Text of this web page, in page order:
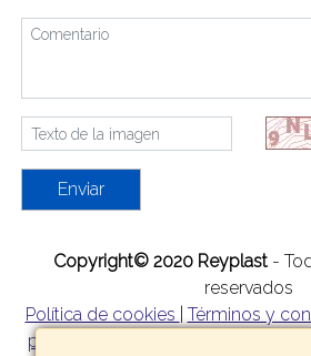
Enviar
Copyright© 2020 Reyplast -
reservados
Política de cookies
Términos y
privacidad